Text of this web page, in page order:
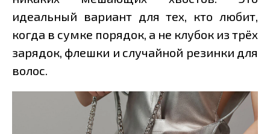
идеальный вариант для тех, кто любит,
когда в сумке порядок, а не клубок из трёх
зарядок, флешки и случайной резинки для
волос.